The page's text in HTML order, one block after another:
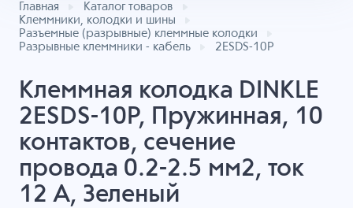
Главная
Каталог товаров
Клеммники, колодки и шины
Разъемные (разрывные) клеммные колодки
Разрывные клеммники - кабель
2ESDS-10P
Клеммная колодка DINKLE
2ESDS-10P, Пружинная, 10
контактов, сечение
провода 0.2-2.5 мм2, ток
12 A, Зеленый